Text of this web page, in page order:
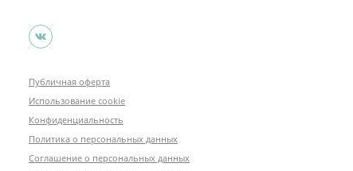
Публичная оферта
Использование cookie
Конфиденциальность
Политика о персональных данных
Соглашение о персональных данных